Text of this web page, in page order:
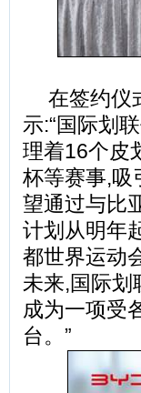
在签约仪
示:“国际划
理着16个皮
杯等赛事,吸
望通过与比
计划从明年
都世界运动
未来,国际划
成为一项受
台。”